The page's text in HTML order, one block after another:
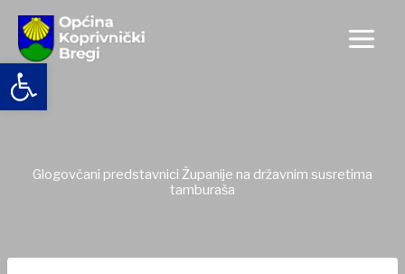
Open toolbar
content
Glogovčani predstavnici Županije na državnim susretima
tamburaša